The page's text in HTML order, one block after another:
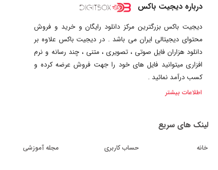
درباره دیجیت باکس
دیجیت باکس بزرگترین مرکز دانلود رایگان و خرید و فروش
محتوای دیجیتالی ایران می باشد . در دیجیت باکس علاوه بر
دانلود هزاران فایل صوتی ، تصویری ، متنی ، چند رسانه و نرم
افزاری میتوانید فایل های خود را جهت فروش عرضه کرده و
کسب درآمد نمائید .
اطلاعات بیشتر
لینک های سریع
خانه حساب کاربری مجله آموزشی